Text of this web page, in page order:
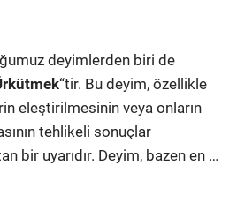
deyimlerden biri de
“tir. Bu deyim, özellikle
eleştirilmesinin veya onların
tehlikeli sonuçlar
bir uyarıdır. Deyim, bazen en …